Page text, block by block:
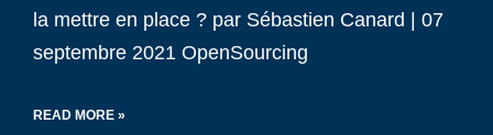
la mettre en place ? par Sébastien Canard | 07
septembre 2021 OpenSourcing
READ MORE »